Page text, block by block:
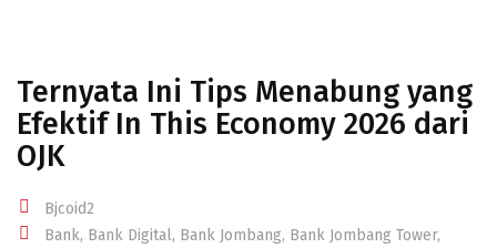
Ternyata Ini Tips Menabung yang
Efektif In This Economy 2026 dari
OJK
Bjcoid2
Bank, Bank Digital, Bank Jombang, Bank Jombang Tower,